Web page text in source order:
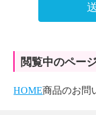
閲覧中のペー
HOME商品のお問